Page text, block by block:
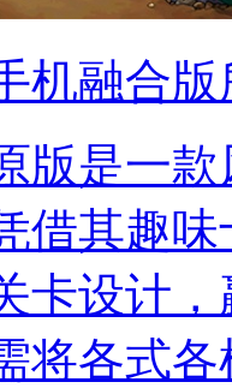
机融合
版是一
借其趣
卡设计
将各式